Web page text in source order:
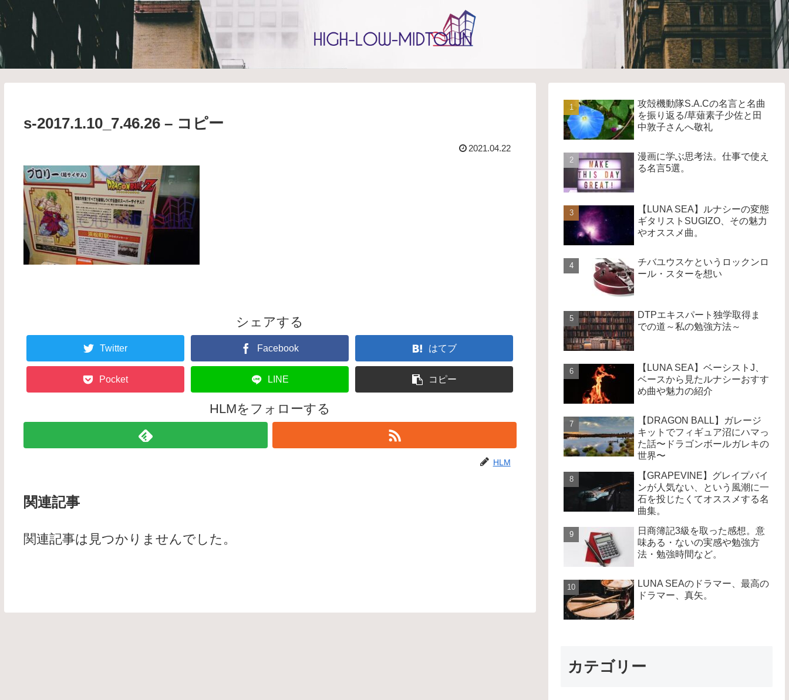
s-2017.1.10_7.46.26 – コピー
2021.04.22
シェアする
Twitter Facebook はてブ
Pocket LINE コピー
HLMをフォローする
HLM
関連記事
関連記事は見つかりませんでした。
攻殻機動隊S.A.Cの名言と名曲
を振り返る/草薙素子少佐と田
中敦子さんへ敬礼
漫画に学ぶ思考法。仕事で使え
る名言5選。
【LUNA SEA】ルナシーの変態
ギタリストSUGIZO、その魅力
やオススメ曲。
チバユウスケというロックンロ
ール・スターを想い
DTPエキスパート独学取得ま
での道～私の勉強方法～
【LUNA SEA】ベーシストJ、
ベースから見たルナシーおすす
め曲や魅力の紹介
【DRAGON BALL】ガレージ
キットでフィギュア沼にハマっ
た話〜ドラゴンボールガレキの
世界〜
【GRAPEVINE】グレイプバイ
ンが人気ない、という風潮に一
石を投じたくてオススメする名
曲集。
日商簿記3級を取った感想。意
味ある・ないの実感や勉強方
法・勉強時間など。
LUNA SEAのドラマー、最高の
ドラマー、真矢。
カテゴリー